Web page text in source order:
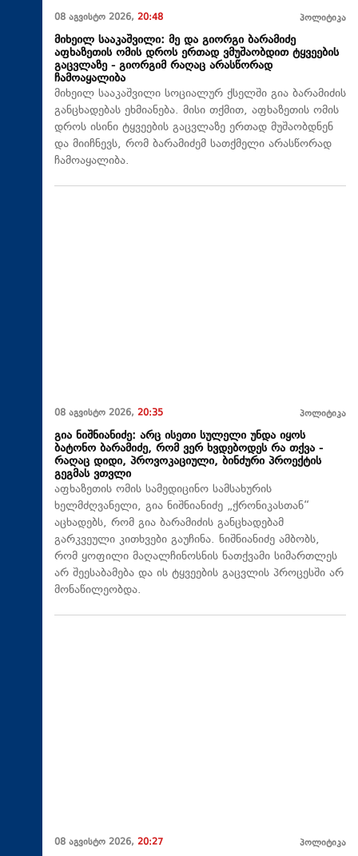
08 აგვისტო 2026, 20:48 პოლიტიკა
მიხეილ სააკაშვილი: მე და გიორგი ბარამიძე
აფხაზეთის ომის დროს ერთად ვმუშაობდით ტყვეების
გაცვლაზე - გიორგიმ რაღაც არასწორად
ჩამოაყალიბა
მიხეილ სააკაშვილი სოციალურ ქსელში გია ბარამიძის
განცხადებას ეხმიანება. მისი თქმით, აფხაზეთის ომის
დროს ისინი ტყვეების გაცვლაზე ერთად მუშაობდნენ
და მიიჩნევს, რომ ბარამიძემ სათქმელი არასწორად
ჩამოაყალიბა.
08 აგვისტო 2026, 20:35 პოლიტიკა
გია ნიშნიანიძე: არც ისეთი სულელი უნდა იყოს
ბატონო ბარამიძე, რომ ვერ ხვდებოდეს რა თქვა -
რაღაც დიდი, პროვოკაციული, ბინძური პროექტის
გეგმას ვთვლი
აფხაზეთის ომის სამედიცინო სამსახურის
ხელმძღვანელი, გია ნიშნიანიძე „ქრონიკასთან“
აცხადებს, რომ გია ბარამიძის განცხადებამ
გარკვეული კითხვები გაუჩინა. ნიშნიანიძე ამბობს,
რომ ყოფილი მაღალჩინოსნის ნათქვამი სიმართლეს
არ შეესაბამება და ის ტყვეების გაცვლის პროცესში არ
მონაწილეობდა.
08 აგვისტო 2026, 20:27 პოლიტიკა